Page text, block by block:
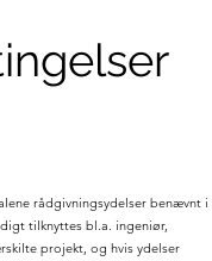
rådgivningsydelser benævnt i
tilknyttes bl.a. ingeniør,
projekt, og hvis ydelser